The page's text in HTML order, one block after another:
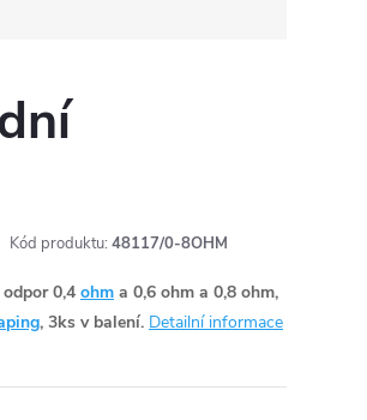
Kód produktu: 48117/0-8OHM
0,4 ohm a 0,6 ohm a 0,8 ohm,
, 3ks v balení. Detailní informace